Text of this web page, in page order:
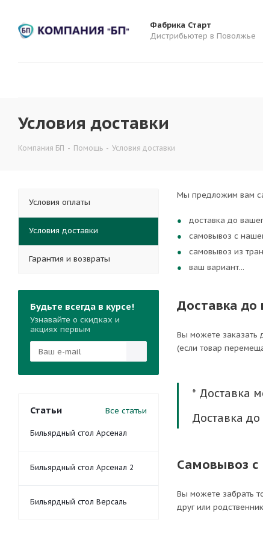
Фабрика Старт
Дистрибьютер в Поволжье
Условия доставки
Компания БП - Помощь - Условия доставки
Мы предложим вам
доставка до
самовывоз с
самовывоз из
ваш вариант...
Доставка до
Вы можете заказать
(если товар
* Доставка
Доставка
Самовывоз с
Вы можете забрать
друг или
Условия оплаты
Условия доставки
Гарантия и возвраты
Будьте всегда в курсе!
Узнавайте о скидках и
акциях первым
Статьи Все статьи
Бильярдный стол Арсенал
Бильярдный стол Арсенал 2
Бильярдный стол Версаль